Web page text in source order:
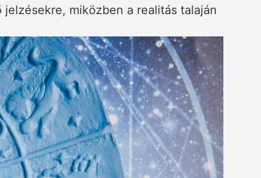
miközben a realitás talaján